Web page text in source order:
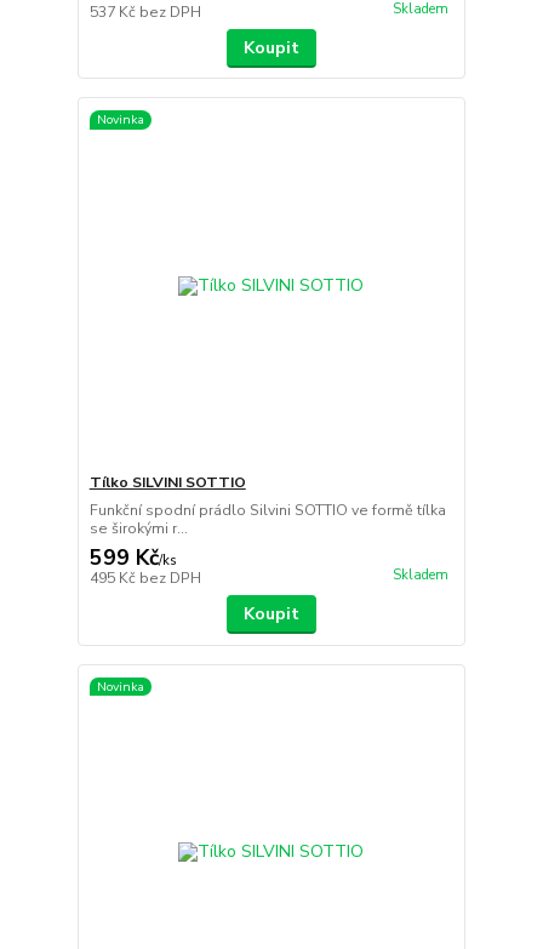
537 Kč bez DPH Skladem
Koupit
Novinka
Tílko SILVINI SOTTIO
Funkční spodní prádlo Silvini SOTTIO ve formě tílka
se širokými r...
599 Kč/ks
495 Kč bez DPH Skladem
Koupit
Novinka